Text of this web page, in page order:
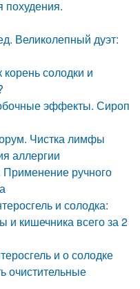
похудения.
Великолепный дуэт:
корень солодки и
эффекты. Сироп
Чистка лимфы
аллергии
ручного
и солодка:
кишечника всего за 2
и о солодке
очистительные